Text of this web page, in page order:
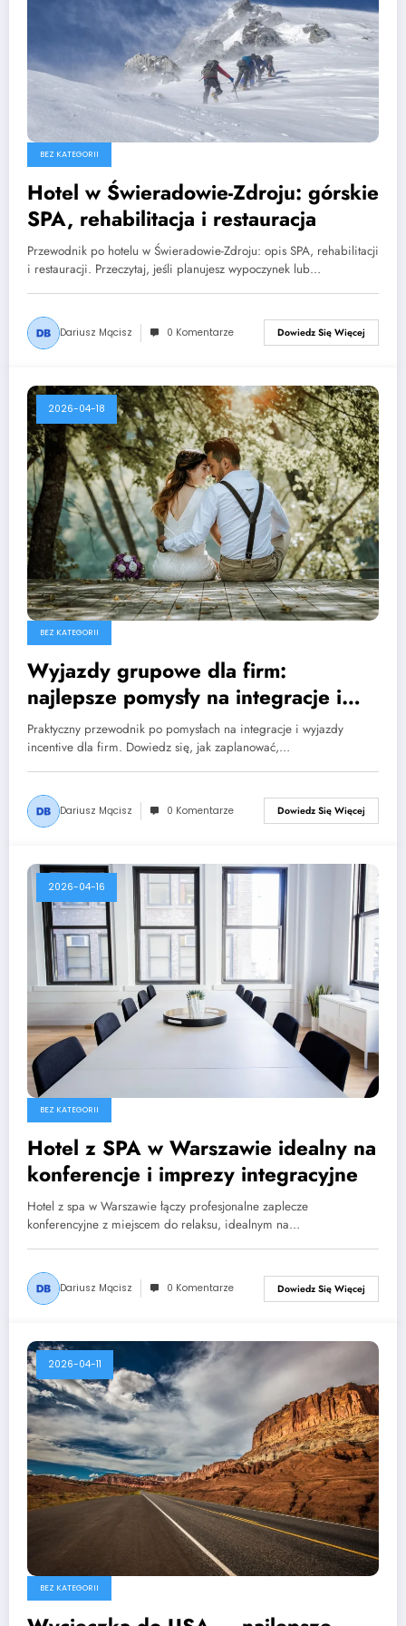
BEZ KATEGORII
Hotel w Świeradowie-Zdroju: górskie
SPA, rehabilitacja i restauracja
Przewodnik po hotelu w Świeradowie-Zdroju: opis SPA, rehabilitacji
i restauracji. Przeczytaj, jeśli planujesz wypoczynek lub…
Dariusz Mącisz 0 Komentarze Dowiedz Się Więcej
2026-04-18
BEZ KATEGORII
Wyjazdy grupowe dla firm:
najlepsze pomysły na integracje i
wycieczki incentive
Praktyczny przewodnik po pomysłach na integracje i wyjazdy
incentive dla firm. Dowiedz się, jak zaplanować,…
Dariusz Mącisz 0 Komentarze Dowiedz Się Więcej
2026-04-16
BEZ KATEGORII
Hotel z SPA w Warszawie idealny na
konferencje i imprezy integracyjne
Hotel z spa w Warszawie łączy profesjonalne zaplecze
konferencyjne z miejscem do relaksu, idealnym na…
Dariusz Mącisz 0 Komentarze Dowiedz Się Więcej
2026-04-11
BEZ KATEGORII